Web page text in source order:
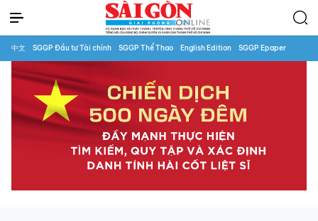
中文 SGGP Đầu tư Tài chính SGGP Thể Thao English Edition SGGP Epaper